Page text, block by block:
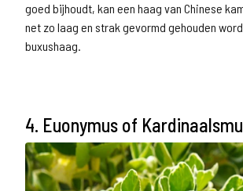
goed bijhoudt, kan een haag van Chinese
net zo laag en strak gevormd gehouden
buxushaag.
4. Euonymus of